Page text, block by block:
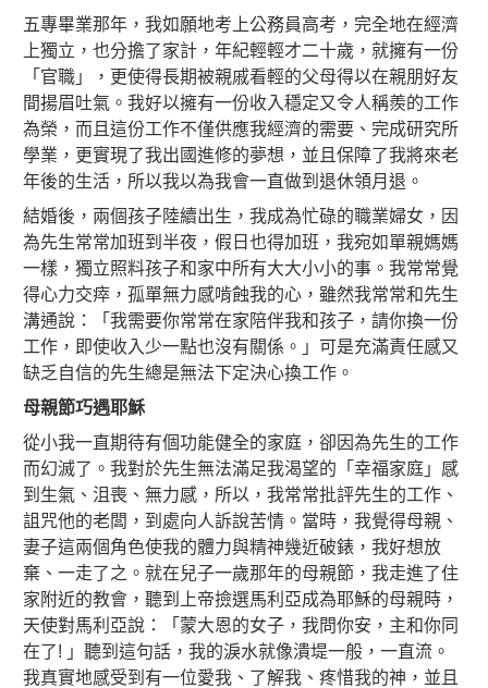
五專畢業那年，我如願地考上公務員高考，完全地在經濟
上獨立，也分擔了家計，年紀輕輕才二十歲，就擁有一份
「官職」，更使得長期被親戚看輕的父母得以在親朋好友
間揚眉吐氣。我好以擁有一份收入穩定又令人稱羨的工作
為榮，而且這份工作不僅供應我經濟的需要、完成研究所
學業，更實現了我出國進修的夢想，並且保障了我將來老
年後的生活，所以我以為我會一直做到退休領月退。
結婚後，兩個孩子陸續出生，我成為忙碌的職業婦女，因
為先生常常加班到半夜，假日也得加班，我宛如單親媽媽
一樣，獨立照料孩子和家中所有大大小小的事。我常常覺
得心力交瘁，孤單無力感啃蝕我的心，雖然我常常和先生
溝通說：「我需要你常常在家陪伴我和孩子，請你換一份
工作，即使收入少一點也沒有關係。」可是充滿責任感又
缺乏自信的先生總是無法下定決心換工作。
母親節巧遇耶穌
從小我一直期待有個功能健全的家庭，卻因為先生的工作
而幻滅了。我對於先生無法滿足我渴望的「幸福家庭」感
到生氣、沮喪、無力感，所以，我常常批評先生的工作、
詛咒他的老闆，到處向人訴說苦情。當時，我覺得母親、
妻子這兩個角色使我的體力與精神幾近破錶，我好想放
棄、一走了之。就在兒子一歲那年的母親節，我走進了住
家附近的教會，聽到上帝撿選馬利亞成為耶穌的母親時，
天使對馬利亞說：「蒙大恩的女子，我問你安，主和你同
在了! 」聽到這句話，我的淚水就像潰堤一般，一直流。
我真實地感受到有一位愛我、了解我、疼惜我的神，並且